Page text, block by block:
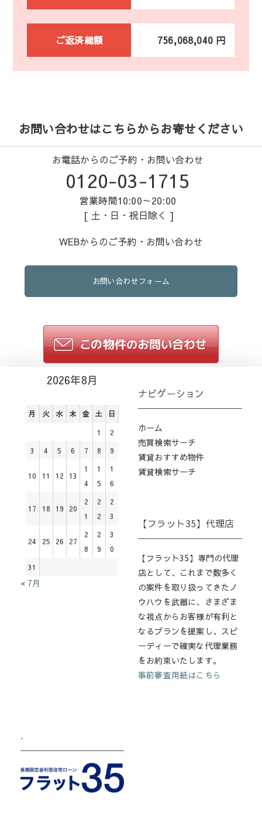
ご返済総額 756,068,040 円
お問い合わせはこちらからお寄せください
お電話からのご予約・お問い合わせ
0120-03-1715
営業時間10:00～20:00
[ 土・日・祝日除く ]
WEBからのご予約・お問い合わせ
お問い合わせフォーム
2026年8月
月 火 水 木 金 土 日
1
2
3
4 5 6 7 8 9
10 11 12 13
1
4
1
5
1
6
17 18 19 20
2
1
2
2
2
3
24 25 26 27
2
8
2
9
3
0
31
« 7月
ナビゲーション
ホーム
売買検索サーチ
賃貸おすすめ物件
賃貸検索サーチ
【フラット35】代理店
【フラット35】専門の代理
店として、これまで数多く
の案件を取り扱ってきたノ
ウハウを武器に、さまざま
な視点からお客様が有利と
なるプランを提案し、スピ
ーディーで確実な代理業務
をお約束いたします。
事前審査用紙はこちら
.